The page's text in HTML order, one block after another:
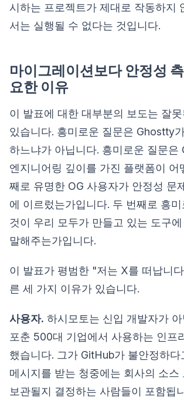
시하는 프로젝트가 제대로 작동하지
서는 실행될 수 없다는 것입니다.
마이그레이션보다 안정성
요한 이유
이 발표에 대한 대부분의 보도는 잘
있습니다. 흥미로운 질문은 Ghostty
하느냐가 아닙니다. 흥미로운 질문은
엔지니어링 깊이를 가진 플랫폼이 어
째로 유명한 OG 사용자가 안정성 문
에 이르렀는가입니다. 두 번째로 흥
것이 우리 모두가 만들고 있는 도구
말해주는가입니다.
이 발표가 평범한 "저는 X를 떠납니
른 세 가지 이유가 있습니다.
사용자. 하시모토는 신입 개발자가
포춘 500대 기업에서 사용하는 인프
했습니다. 그가 GitHub가 불안정하다
메시지를 받는 청중에는 회사의 소스
보관될지 결정하는 사람들이 포함됩